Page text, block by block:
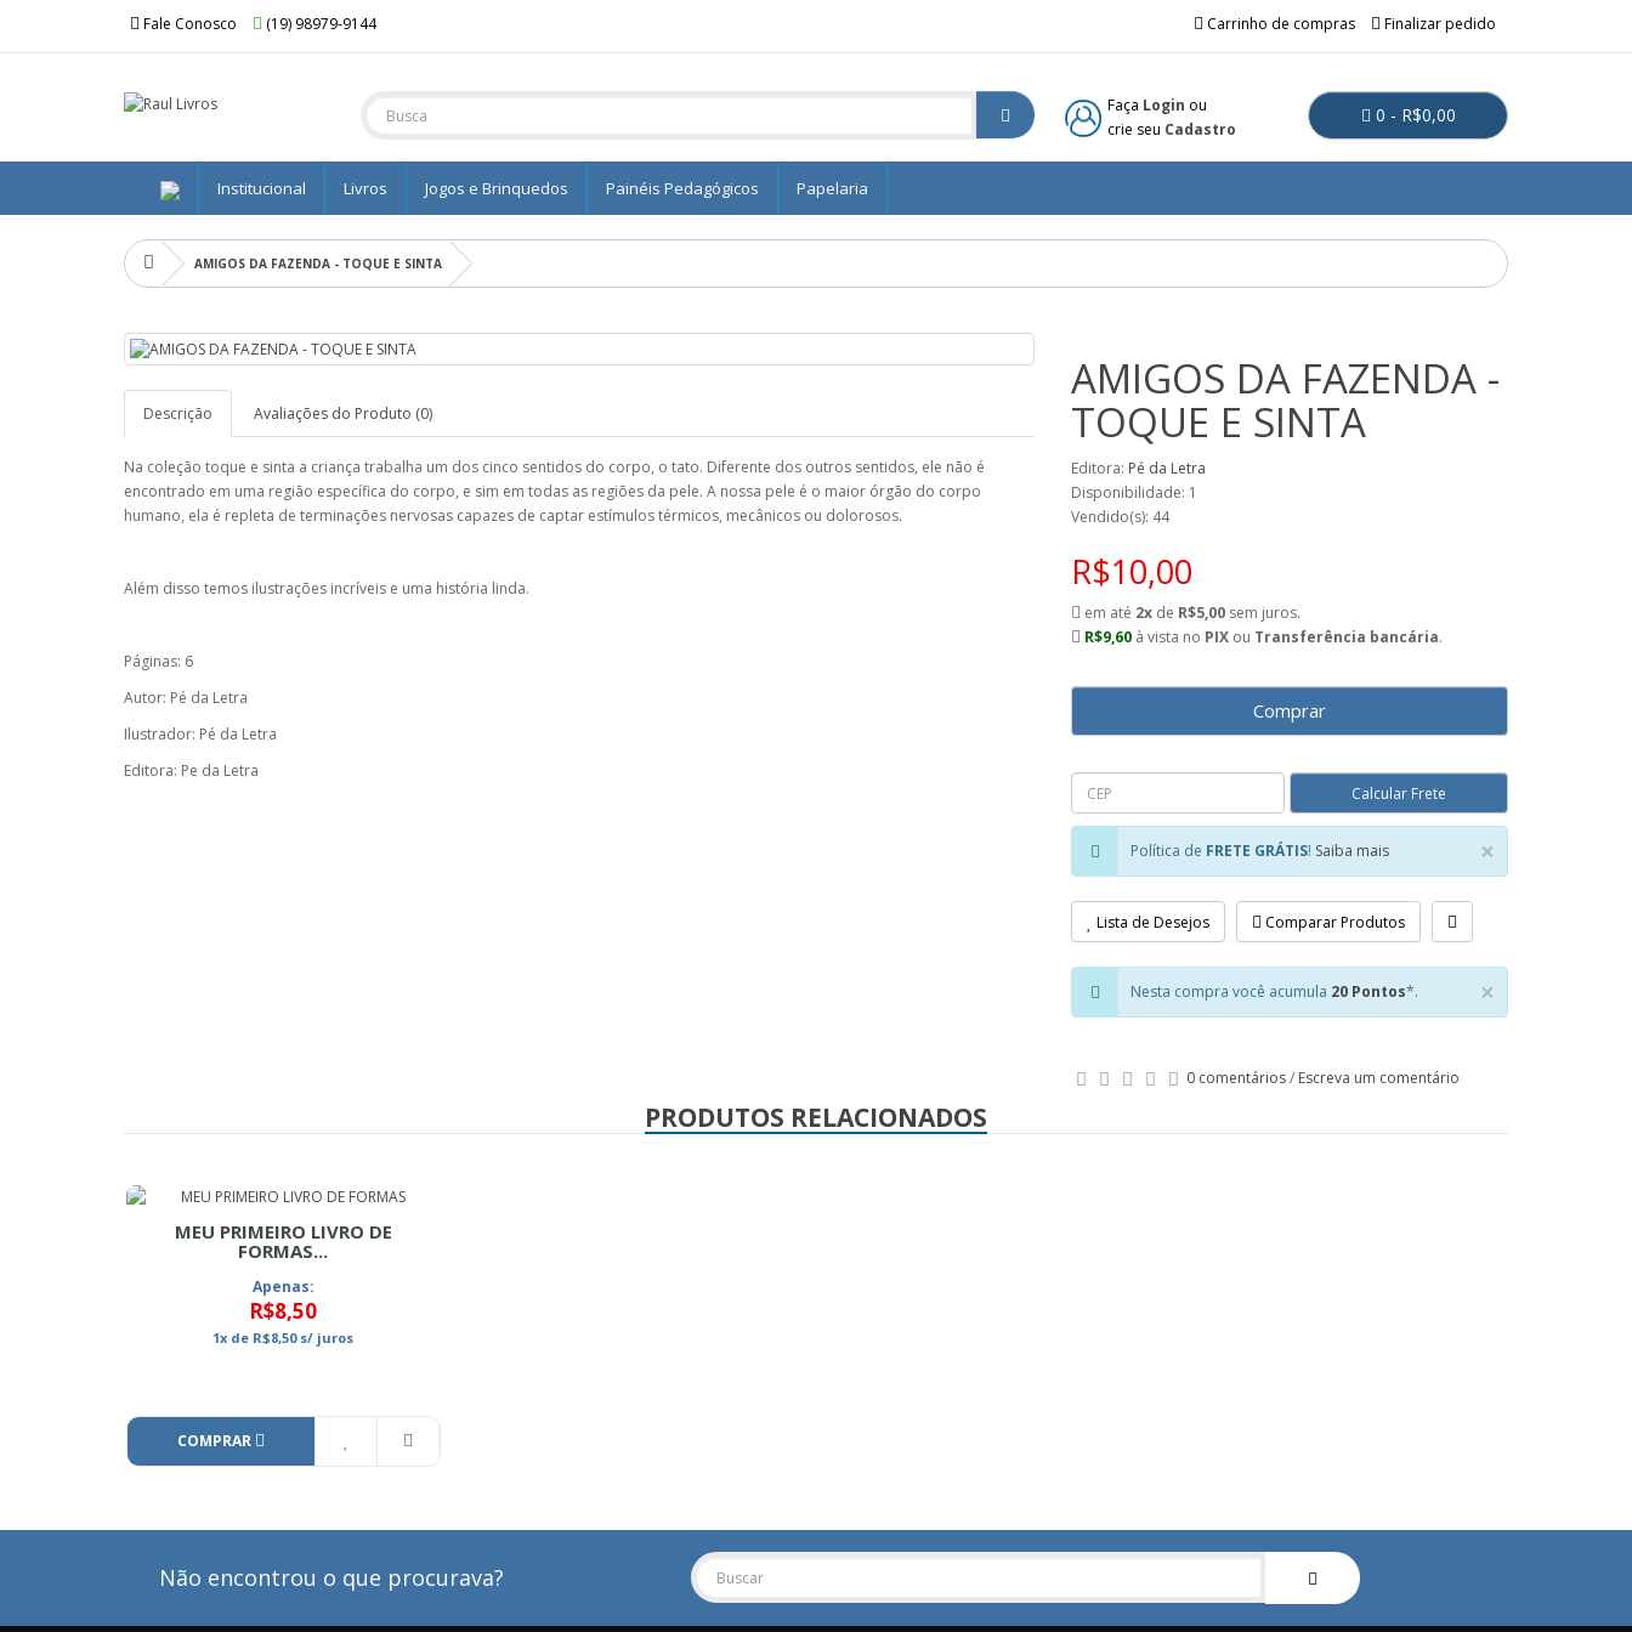
Fale Conosco (19) 98979-9144 Carrinho de compras Finalizar pedido
Faça Login ou
crie seu Cadastro
0 - R$0,00
Institucional Livros Jogos e Brinquedos Painéis Pedagógicos Papelaria
AMIGOS DA FAZENDA - TOQUE E SINTA
Descrição Avaliações do Produto (0)
Na coleção toque e sinta a criança trabalha um dos cinco sentidos do corpo, o tato. Diferente dos outros sentidos, ele não é
encontrado em uma região específica do corpo, e sim em todas as regiões da pele. A nossa pele é o maior órgão do corpo
humano, ela é repleta de terminações nervosas capazes de captar estímulos térmicos, mecânicos ou dolorosos.
Além disso temos ilustrações incríveis e uma história linda.
Páginas: 6
Autor: Pé da Letra
Ilustrador: Pé da Letra
Editora: Pe da Letra
AMIGOS DA FAZENDA -
TOQUE E SINTA
Editora: Pé da Letra
Disponibilidade: 1
Vendido(s): 44
R$10,00
em até 2x de R$5,00 sem juros.
R$9,60 à vista no PIX ou Transferência bancária.
Comprar
×
Política de FRETE GRÁTIS! Saiba mais
Lista de Desejos Comparar Produtos
×
Nesta compra você acumula 20 Pontos*.
0 comentários/ Escreva um comentário
PRODUTOS RELACIONADOS
MEU PRIMEIRO LIVRO DE
FORMAS...
Apenas:
R$8,50
1x de R$8,50s/ juros
COMPRAR
Não encontrou o que procurava?